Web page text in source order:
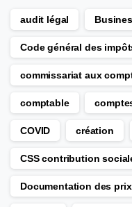
audit légal
Code général des
commissariat aux
comptable
COVID création
CSS contribution
Documentation des